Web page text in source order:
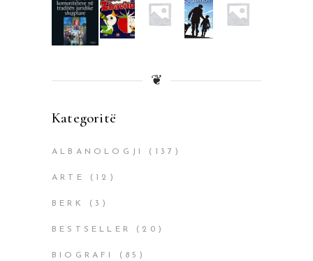
❦
Kategoritë
ALBANOLOGJI (137)
ARTE (12)
BERK (3)
BESTSELLER (20)
BIOGRAFI (85)